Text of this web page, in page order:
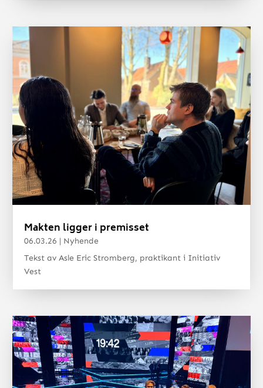
Makten ligger i premisset
06.03.26 | Nyhende
Tekst av Asle Eric Stromberg, praktikant i Initiativ
Vest